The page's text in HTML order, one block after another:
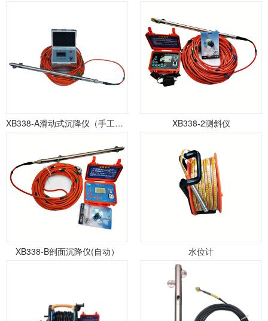
XB338-A滑动式沉降仪（手工记录） XB338-2测斜仪
XB338-B剖面沉降仪(自动） 水位计